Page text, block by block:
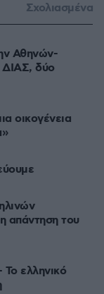
Σχολιασμένα
Αθηνών-
ΔΙΑΣ, δύο
οικογένεια
απάντηση του
ελληνικό